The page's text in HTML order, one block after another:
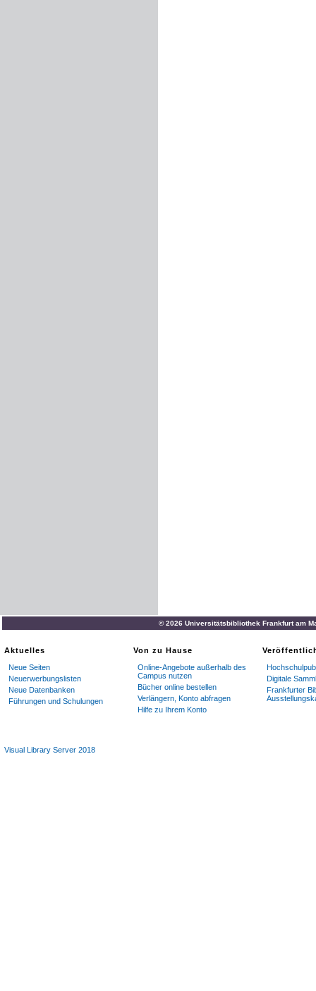
© 2026 Universitätsbibliothek Frankfurt am
Aktuelles
Neue Seiten
Neuerwerbungslisten
Neue Datenbanken
Führungen und Schulungen
Von zu Hause
Online-Angebote außerhalb des
Campus nutzen
Bücher online bestellen
Verlängern, Konto abfragen
Hilfe zu Ihrem Konto
Digitale
Frankfurter
Visual Library Server 2018